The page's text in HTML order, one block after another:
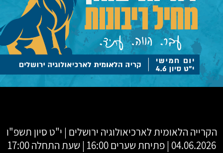
הקרייה הלאומית לארכיאולוגיה ירושלים | י"ט סיון תשפ"ו
04.06.2026 | פתיחת שערים 16:00 | שעת התחלה 17:00